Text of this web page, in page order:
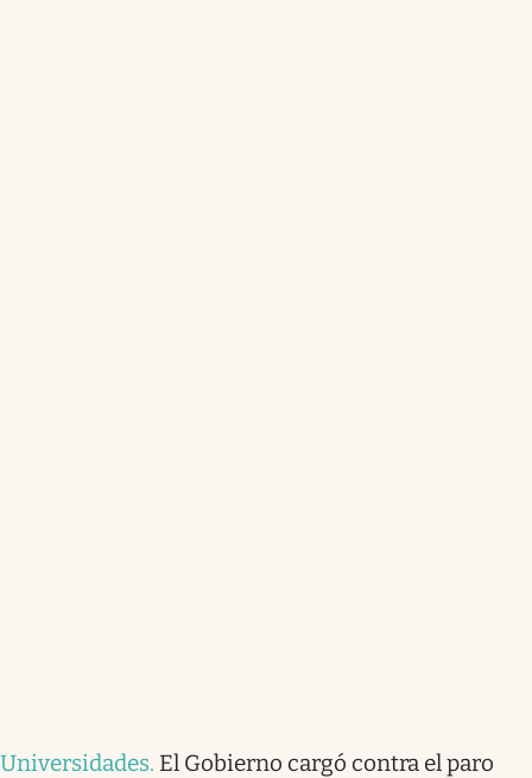
Universidades. El Gobierno cargó contra el paro